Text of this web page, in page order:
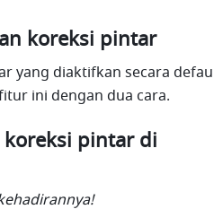
koreksi pintar
yang diaktifkan secara
ini dengan dua cara.
pintar di